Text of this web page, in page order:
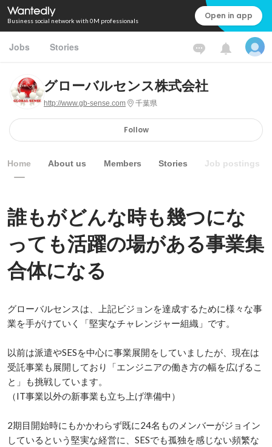
Business social network with 0M professionals Open in app
Jobs Stories
グローバルセンス株式会社
http://www.gb-sense.com 千葉県
Follow
Home About us Members Stories Job postings
誰もがどんな時も幾つにな
っても活躍の場がある事業集
合体になる
グローバルセンスは、上記ビジョンを達成するために様々な事
業を手がけていく「堅実なチャレンジャー組織」です。
以前は派遣やSESを中心に事業展開をしていましたが、現在は
受託事業も展開しており「エンジニアの働き方の幅を広げるこ
と」も挑戦しています。
（IT事業以外の新事業も立ち上げ準備中）
2期目開始時にもかかわらず既に24名ものメンバーがジョイン
しているという堅実な経営に、SESでも孤独を感じない頻繁な